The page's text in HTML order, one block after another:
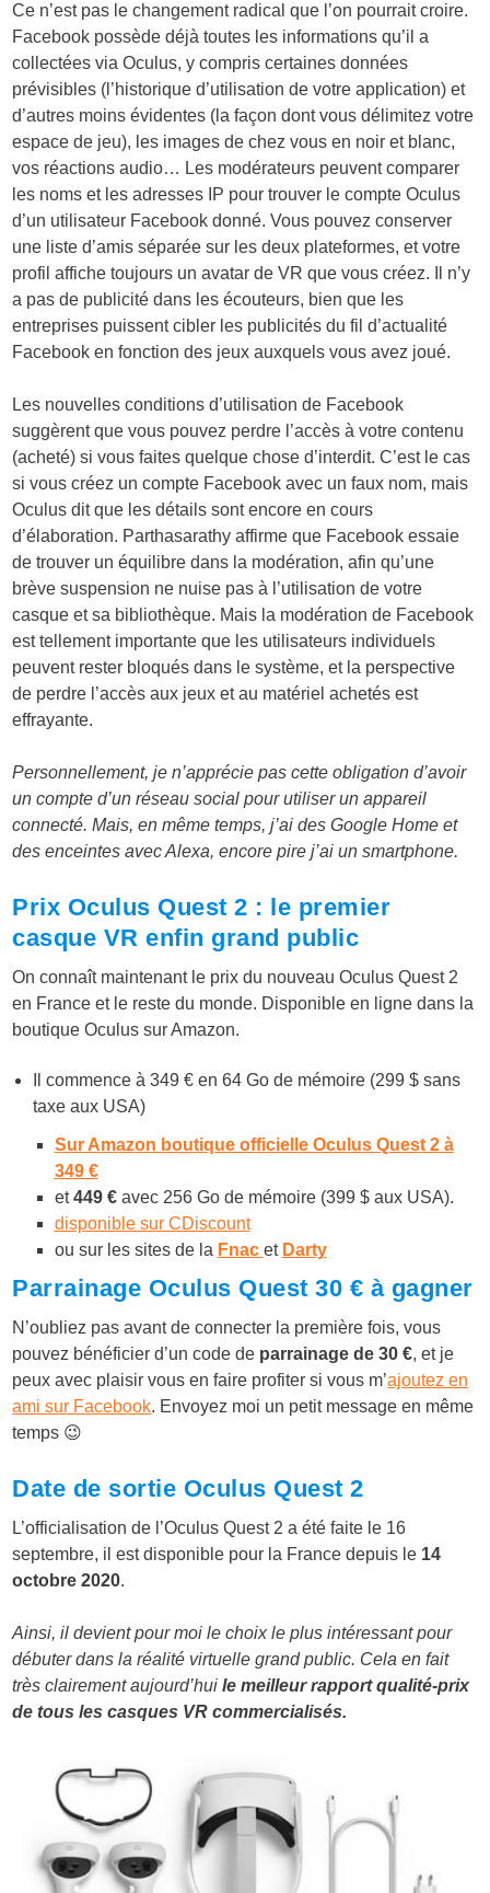
Ce n’est pas le changement radical que l’on pourrait croire.
Facebook possède déjà toutes les informations qu’il a
collectées via Oculus, y compris certaines données
prévisibles (l’historique d’utilisation de votre application) et
d’autres moins évidentes (la façon dont vous délimitez votre
espace de jeu), les images de chez vous en noir et blanc,
vos réactions audio… Les modérateurs peuvent comparer
les noms et les adresses IP pour trouver le compte Oculus
d’un utilisateur Facebook donné. Vous pouvez conserver
une liste d’amis séparée sur les deux plateformes, et votre
profil affiche toujours un avatar de VR que vous créez. Il n’y
a pas de publicité dans les écouteurs, bien que les
entreprises puissent cibler les publicités du fil d’actualité
Facebook en fonction des jeux auxquels vous avez joué.
Les nouvelles conditions d’utilisation de Facebook
suggèrent que vous pouvez perdre l’accès à votre contenu
(acheté) si vous faites quelque chose d’interdit. C’est le cas
si vous créez un compte Facebook avec un faux nom, mais
Oculus dit que les détails sont encore en cours
d’élaboration. Parthasarathy affirme que Facebook essaie
de trouver un équilibre dans la modération, afin qu’une
brève suspension ne nuise pas à l’utilisation de votre
casque et sa bibliothèque. Mais la modération de Facebook
est tellement importante que les utilisateurs individuels
peuvent rester bloqués dans le système, et la perspective
de perdre l’accès aux jeux et au matériel achetés est
effrayante.
Personnellement, je n’apprécie pas cette obligation d’avoir
un compte d’un réseau social pour utiliser un appareil
connecté. Mais, en même temps, j’ai des Google Home et
des enceintes avec Alexa, encore pire j’ai un smartphone.
Prix Oculus Quest 2 : le premier
casque VR enfin grand public
On connaît maintenant le prix du nouveau Oculus Quest 2
en France et le reste du monde. Disponible en ligne dans la
boutique Oculus sur Amazon.
Il commence à349 € en 64 Go de mémoire (299 $ sans
taxe aux USA)
Sur Amazon boutique officielle Oculus Quest 2 à
349 €
et449 €avec 256 Go de mémoire (399 $ aux USA).
disponible sur CDiscount
ou sur les sites de la Fnac et Darty
Parrainage Oculus Quest 30 € à gagner
N’oubliez pas avant de connecter la première fois, vous
pouvez bénéficier d’un code de parrainage de 30 €, et je
peux avec plaisir vous en faire profiter si vous m’ajoutez en
ami sur Facebook. Envoyez moi un petit message en même
temps 😉
Date de sortie Oculus Quest 2
L’officialisation de l’Oculus Quest 2 a été faite le 16
septembre, il est disponible pour la France depuis le 14
octobre 2020.
Ainsi, il devient pour moi le choix le plus intéressant pour
débuter dans la réalité virtuelle grand public. Cela en fait
très clairement aujourd’huile meilleur rapport qualité-prix
de tous les casques VR commercialisés.